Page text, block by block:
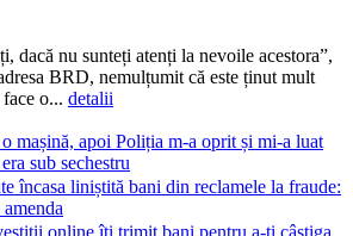
dacă nu sunteți atenți la nevoile acestora”,
BRD, nemulțumit că este ținut mult
o... detalii
mașină, apoi Poliția m-a oprit și mi-a luat
sub sechestru
încasa liniștită bani din reclamele la fraude: